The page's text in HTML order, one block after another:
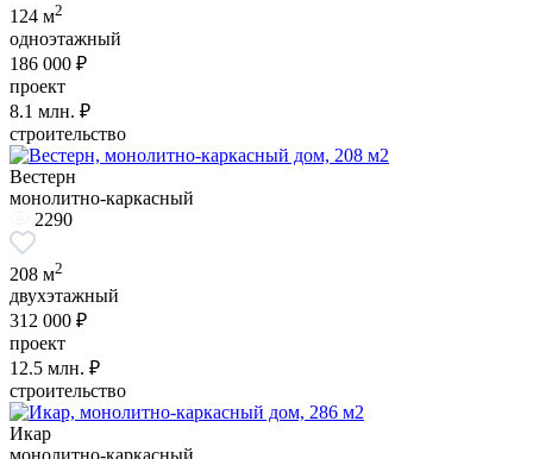
124 м2
одноэтажный
186 000 ₽
проект
8.1 млн. ₽
строительство
Вестерн
монолитно-каркасный
2290
208 м2
двухэтажный
312 000 ₽
проект
12.5 млн. ₽
строительство
Икар
монолитно-каркасный